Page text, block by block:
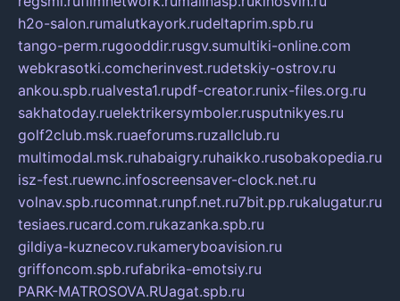
h2o-salon.rumalutkayork.rudeltaprim.spb.ru
tango-perm.rugooddir.rusgv.sumultiki-online.com
webkrasotki.comcherinvest.rudetskiy-ostrov.ru
ankou.spb.rualvesta1.rupdf-creator.runix-files.org.ru
sakhatoday.ruelektrikersymboler.rusputnikyes.ru
golf2club.msk.ruaeforums.ruzallclub.ru
multimodal.msk.ruhabaigry.ruhaikko.rusobakopedia.ru
isz-fest.ruewnc.infoscreensaver-clock.net.ru
volnav.spb.rucomnat.runpf.net.ru7bit.pp.rukalugatur.ru
tesiaes.rucard.com.rukazanka.spb.ru
gildiya-kuznecov.rukameryboavision.ru
griffoncom.spb.rufabrika-emotsiy.ru
PARK-MATROSOVA.RUagat.spb.ru